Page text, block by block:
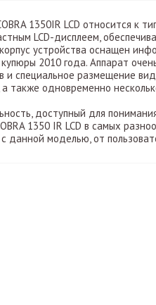
1350IR LCD относится к
LCD-дисплеем,
устройства оснащен
2010 года. Аппарат
и специальное размещение
также одновременно
доступный для
1350 IR LCD в самых
данной моделью, от